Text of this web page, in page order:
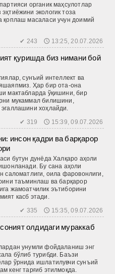
органик маҳсулотлар
экологик тоза
қоплаш масаласи учун доимий
✔ 243 🕔 13:25, 20.07.2026
қуришда биз нимани бой
сунъий интеллект ва
Ҳар бир ота-она
мактабларда ўқишини, бир
мукаммал билишини,
хоҳлайди.
✔ 319 🕔 15:39, 09.07.2026
инсон қадри ва барқарор
бутун дунёда Халқаро аҳоли
Бу сана аҳоли
саломатлиги, оила фаровонлиги,
таъминлаш ва барқарор
жамоатчилик эътиборини
касб этади.
✔ 335 🕔 15:35, 09.07.2026
олдидаги мураккаб
унумли фойдаланиш энг
бўлиб турибди. Баъзи
ўрнида ишлатилувчи сунъий
кенг тарғиб этилмоқда.